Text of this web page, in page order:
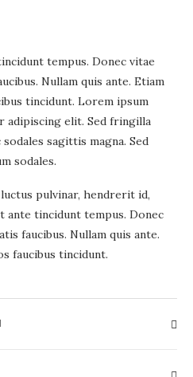
tempus. Donec vitae
Nullam quis ante. Etiam
tincidunt. Lorem ipsum
adipiscing elit. Sed fringilla
sagittis magna. Sed
sodales.
pulvinar, hendrerit id,
ante tincidunt tempus. Donec
faucibus. Nullam quis ante.
faucibus tincidunt.